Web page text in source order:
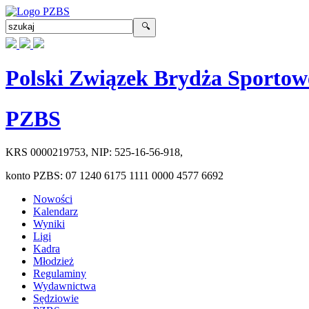
Polski Związek Brydża
PZBS
KRS 0000219753, NIP: 525-16-56-918,
konto PZBS: 07 1240 6175 1111 0000 4577 6692
Nowości
Kalendarz
Wyniki
Ligi
Kadra
Młodzież
Regulaminy
Wydawnictwa
Sędziowie